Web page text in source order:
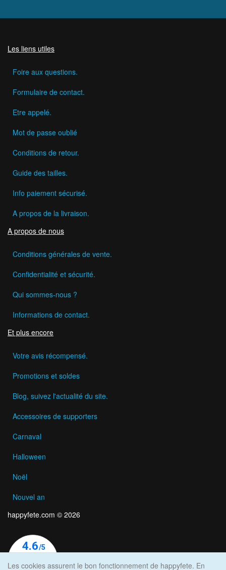
Les liens utiles
Foire aux questions.
Formulaire de contact.
Etre appelé.
Mot de passe oublié
Conditions de retour.
Guide des tailles.
Info paiement sécurisé.
A propos de la livraison.
A propos de nous
Conditions générales de vente.
Confidentialité et sécurité.
Qui sommes-nous ?
Informations de contact.
Et plus encore
Votre avis récompensé.
Promotions et soldes
Blog, suivez l'actualité du site.
Accessoires de supporters
Carnaval
Halloween
Noël
Nouvel an
happyfete.com © 2026
Les cookies assurent le bon fonctionnement de happyfete. En